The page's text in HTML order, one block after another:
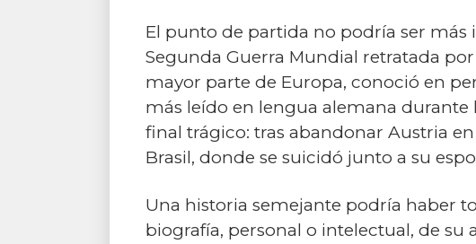
El punto de partida no podría ser más
Segunda Guerra Mundial retratada
mayor parte de Europa, conoció en
más leído en lengua alemana durante
final trágico: tras abandonar Austria
Brasil, donde se suicidó junto a su
Una historia semejante podría haber
biografía, personal o intelectual, de su